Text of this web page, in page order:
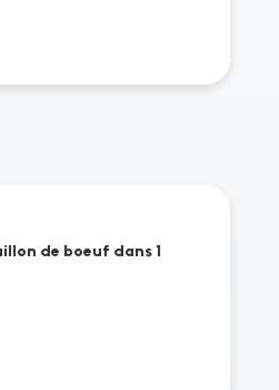
de boeuf dans 1